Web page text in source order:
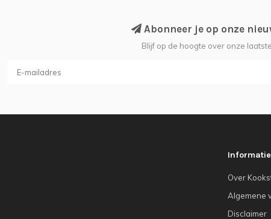
Abonneer je op onze
Blijf op de hoogte over onze
Informatie
Over
Algemene
Disclaimer